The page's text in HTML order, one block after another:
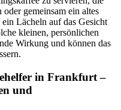
gemeinsam ein altes
Lächeln auf das Gesicht
kleinen, persönlichen
Wirkung und können das
in Frankfurt –
und